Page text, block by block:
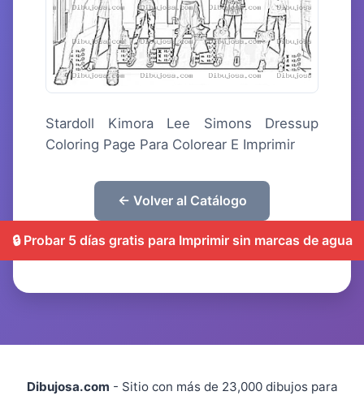
Stardoll Kimora Lee Simons Dressup
Coloring Page Para Colorear E Imprimir
← Volver al Catálogo
🔒 Probar 5 días gratis para Imprimir sin marcas de agua
Dibujosa.com - Sitio con más de 23,000 dibujos para